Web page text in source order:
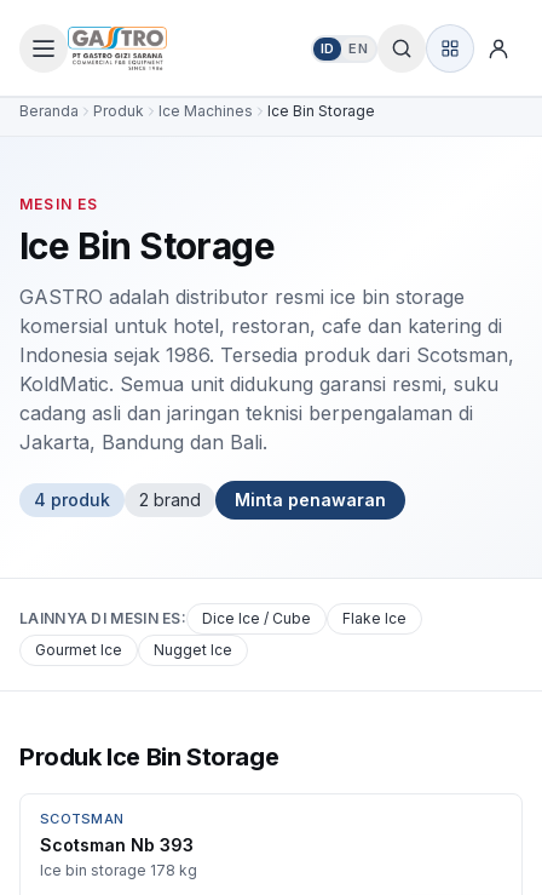
ID EN
Beranda Produk Ice Machines Ice Bin Storage
MESIN ES
Ice Bin Storage
GASTRO adalah distributor resmi ice bin storage
komersial untuk hotel, restoran, cafe dan katering di
Indonesia sejak 1986. Tersedia produk dari Scotsman,
KoldMatic. Semua unit didukung garansi resmi, suku
cadang asli dan jaringan teknisi berpengalaman di
Jakarta, Bandung dan Bali.
4 produk 2 brand Minta penawaran
LAINNYA DI MESIN ES: Dice Ice / Cube
Flake Ice
Gourmet Ice
Nugget Ice
Produk Ice Bin Storage
SCOTSMAN
Scotsman Nb 393
Ice bin storage 178 kg